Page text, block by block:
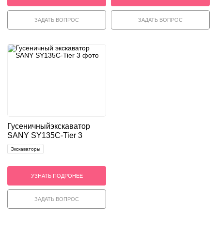
ЗАДАТЬ ВОПРОС ЗАДАТЬ ВОПРОС
Гусеничныйэкскаватор
SANY SY135C-Tier 3
Экскаваторы
УЗНАТЬ ПОДРОНЕЕ
ЗАДАТЬ ВОПРОС